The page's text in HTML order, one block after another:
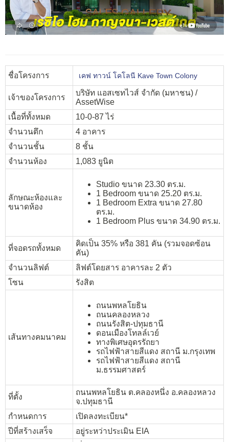
ชื่อโครงการ เคฟ ทาวน์ โคโลนี Kave Town Colony
เจ้าของโครงการ
บริษัท แอสเซทไวส์ จำกัด (มหาชน) /
AssetWise
เนื้อที่ทั้งหมด
10-0-87 ไร่
จำนวนตึก
4 อาคาร
จำนวนชั้น
8 ชั้น
จำนวนห้อง
1,083 ยูนิต
ลักษณะห้องและ
ขนาดห้อง
Studio ขนาด 23.30 ตร.ม.
1 Bedroom ขนาด 25.20 ตร.ม.
1 Bedroom Extra ขนาด 27.80
ตร.ม.
1 Bedroom Plus ขนาด 34.90 ตร.ม.
ที่จอดรถทั้งหมด
คิดเป็น 35% หรือ 381 คัน (รวมจอดซ้อน
คัน)
จำนวนลิฟต์
ลิฟต์โดยสาร อาคารละ 2 ตัว
โซน
รังสิต
เส้นทางคมนาคม
ถนนพหลโยธิน
ถนนคลองหลวง
ถนนรังสิต-ปทุมธานี
ดอนเมืองโทลล์เวย์
ทางพิเศษอุดรรัถยา
รถไฟฟ้าสายสีแดง สถานี ม.กรุงเทพ
รถไฟฟ้าสายสีแดง สถานี
ม.ธรรมศาสตร์
ที่ตั้ง
ถนนพหลโยธิน ต.คลองหนึ่ง อ.คลองหลวง
จ.ปทุมธานี
กำหนดการ
เปิดลงทะเบียน*
ปีที่สร้างเสร็จ
อยู่ระหว่าประเมิน EIA